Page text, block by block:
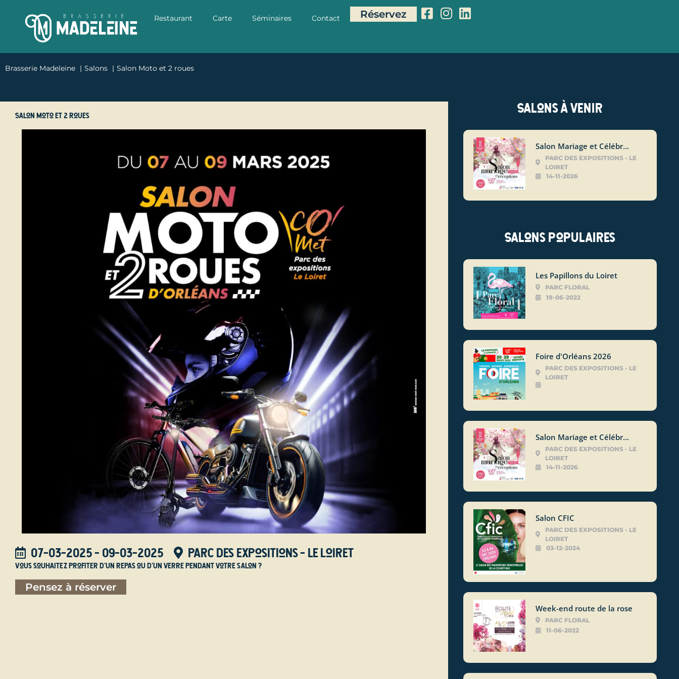
Restaurant Carte Séminaires Contact Réservez
Brasserie Madeleine Salons Salon Moto et 2 roues
Salon Moto et 2 roues
07-03-2025 - 09-03-2025 Parc des Expositions - Le Loiret
Vous souhaitez profiter d'un repas ou d'un verre pendant votre salon ?
Pensez à réserver
Salons à venir
Salon Mariage et Célébr...
PARC DES EXPOSITIONS - LE
LOIRET
14-11-2026
Salons populaires
Les Papillons du Loiret
PARC FLORAL
19-06-2022
Foire d'Orléans 2026
PARC DES EXPOSITIONS - LE
LOIRET
Salon Mariage et Célébr...
PARC DES EXPOSITIONS - LE
LOIRET
14-11-2026
Salon CFIC
PARC DES EXPOSITIONS - LE
LOIRET
03-12-2024
Week-end route de la rose
PARC FLORAL
11-06-2022